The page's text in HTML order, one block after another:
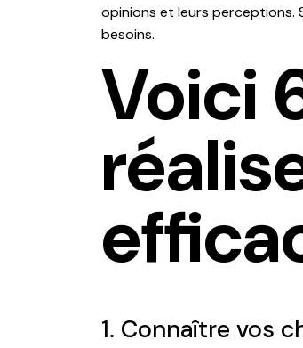
opinions et leurs perceptions.
besoins.
Voici
1. Connaître vos